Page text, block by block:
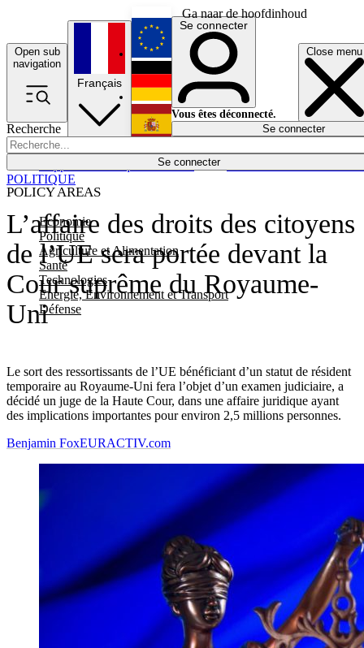
Ga naar de hoofdinhoud
Open sub
navigation
Close menu
Recherche
Se connecter
POLICY AREAS
Economie
Politique
Agriculture et Alimentation
Santé
Technologies
Energie, Environnement et Transport
Défense
Économie
Français
English
Deutsch
Español
Se connecter
Vous êtes déconnecté.
Se connecter
L’affaire des droits des citoyens
de l’UE sera portée devant la
Cour suprême du Royaume-
Uni
Le sort des ressortissants de l’UE bénéficiant d’un statut de résident
temporaire au Royaume-Uni fera l’objet d’un examen judiciaire, a
décidé un juge de la Haute Cour, dans une affaire juridique ayant
des implications importantes pour environ 2,5 millions personnes.
POLITIQUE
Benjamin FoxEURACTIV.com